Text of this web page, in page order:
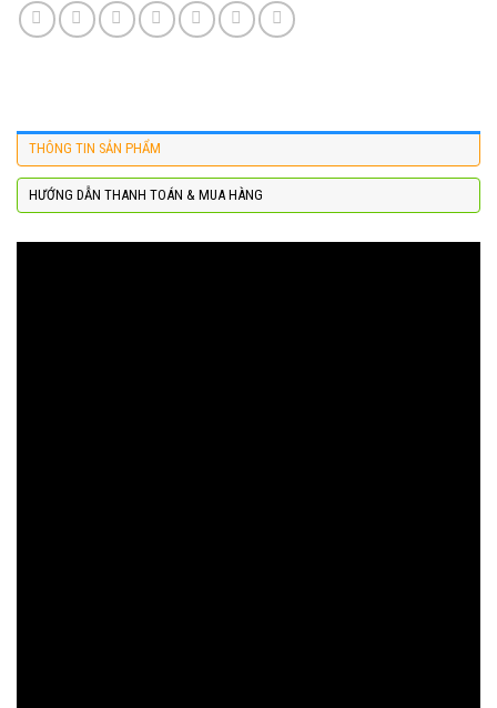
THÔNG TIN SẢN PHẨM
HƯỚNG DẪN THANH TOÁN & MUA HÀNG